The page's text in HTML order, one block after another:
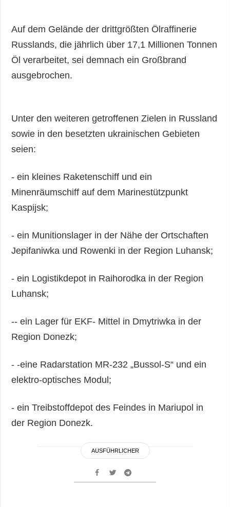
Auf dem Gelände der drittgrößten Ölraffinerie
Russlands, die jährlich über 17,1 Millionen Tonnen
Öl verarbeitet, sei demnach ein Großbrand
ausgebrochen.
Unter den weiteren getroffenen Zielen in Russland
sowie in den besetzten ukrainischen Gebieten
seien:
- ein kleines Raketenschiff und ein
Minenräumschiff auf dem Marinestützpunkt
Kaspijsk;
- ein Munitionslager in der Nähe der Ortschaften
Jepifaniwka und Rowenki in der Region Luhansk;
- ein Logistikdepot in Raihorodka in der Region
Luhansk;
-- ein Lager für EKF- Mittel in Dmytriwka in der
Region Donezk;
- -eine Radarstation MR-232 „Bussol-S“ und ein
elektro-optisches Modul;
- ein Treibstoffdepot des Feindes in Mariupol in
der Region Donezk.
AUSFÜHRLICHER